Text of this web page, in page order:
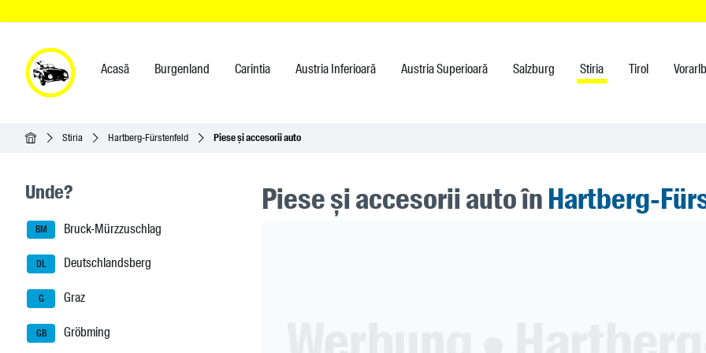
Acasă Burgenland Carintia Austria Inferioară Austria Superioară Salzburg Stiria Tirol
Acasă Stiria Hartberg-Fürstenfeld Piese și accesorii auto
Seitenleisten-Navigation
Unde?
BM Bruck-Mürzzuschlag
DL Deutschlandsberg
G Graz
GB Gröbming
Piese și accesorii auto înHartberg-